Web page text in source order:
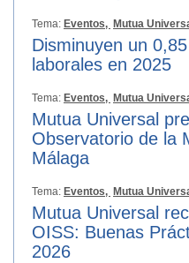
Tema: Eventos, Mutua
Disminuyen un
laborales en 2025
Tema: Eventos, Mutua
Mutua Universal
Observatorio de la
Málaga
Tema: Eventos, Mutua
Mutua Universal
OISS: Buenas
2026